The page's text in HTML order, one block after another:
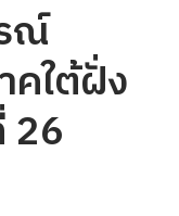
ณ์
ใต้ฝั่ง
26